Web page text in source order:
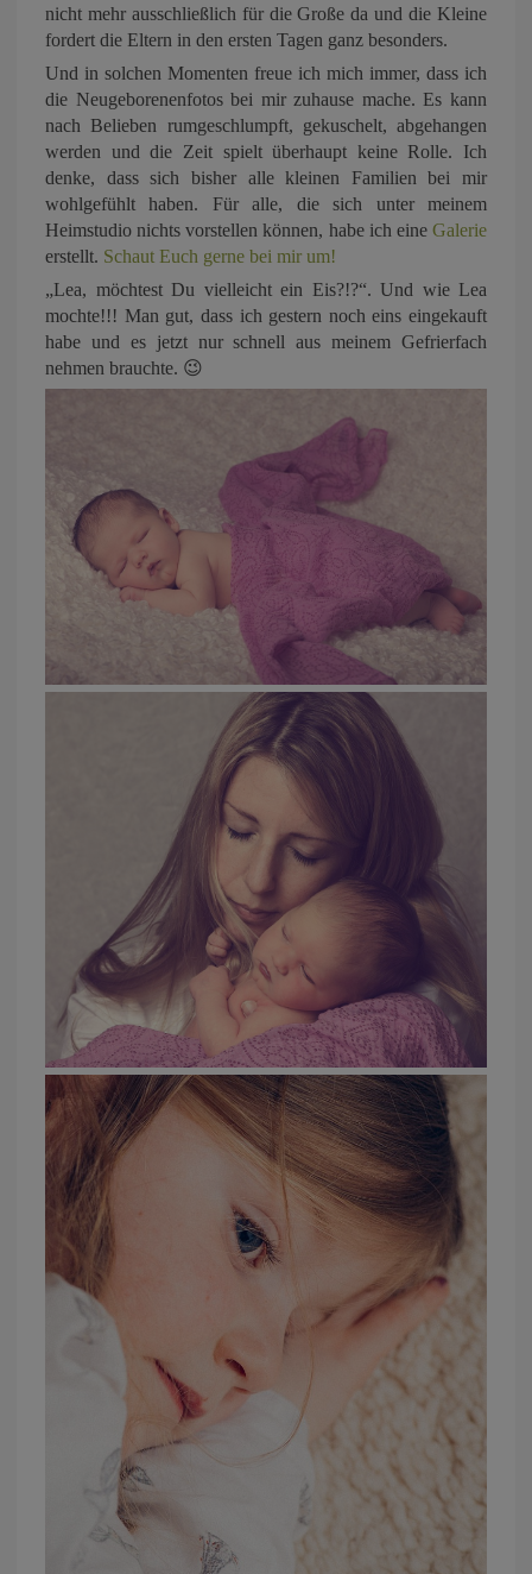
nicht mehr ausschließlich für die Große da und die Kleine
fordert die Eltern in den ersten Tagen ganz besonders.
Und in solchen Momenten freue ich mich immer, dass ich
die Neugeborenenfotos bei mir zuhause mache. Es kann
nach Belieben rumgeschlumpft, gekuschelt, abgehangen
werden und die Zeit spielt überhaupt keine Rolle. Ich
denke, dass sich bisher alle kleinen Familien bei mir
wohlgefühlt haben. Für alle, die sich unter meinem
Heimstudio nichts vorstellen können, habe ich eine Galerie
erstellt. Schaut Euch gerne bei mir um!
„Lea, möchtest Du vielleicht ein Eis?!?“. Und wie Lea
mochte!!! Man gut, dass ich gestern noch eins eingekauft
habe und es jetzt nur schnell aus meinem Gefrierfach
nehmen brauchte. 😉